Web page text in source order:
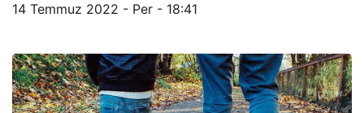
14 Temmuz 2022 - Per - 18:41